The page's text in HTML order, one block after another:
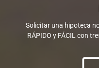
Solicitar una hipoteca
RÁPIDO y FÁCIL con